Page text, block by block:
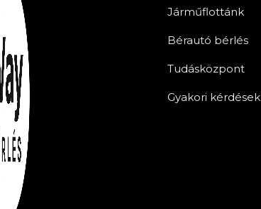
Járműflottánk
Bérautó bérlés
Tudásközpont
Gyakori kérdések